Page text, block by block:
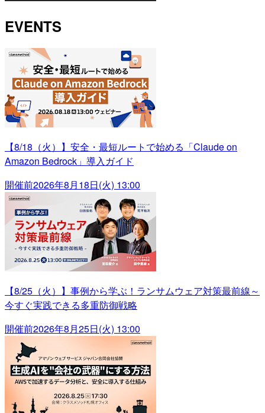
EVENTS
【8/18（火）】安全・最短ルートで始める「Claude on
Amazon Bedrock」導入ガイド
開催前2026年8月18日(火) 13:00
【8/25（火）】事例から学ぶ！ランサムウェア対策最前線～
今すぐ実践できる多重防御戦略
開催前2026年8月25日(火) 13:00